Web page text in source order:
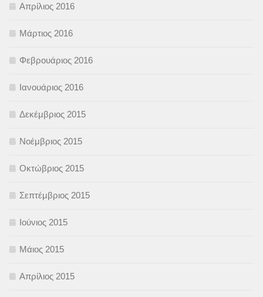
Απρίλιος 2016
Μάρτιος 2016
Φεβρουάριος 2016
Ιανουάριος 2016
Δεκέμβριος 2015
Νοέμβριος 2015
Οκτώβριος 2015
Σεπτέμβριος 2015
Ιούνιος 2015
Μάιος 2015
Απρίλιος 2015